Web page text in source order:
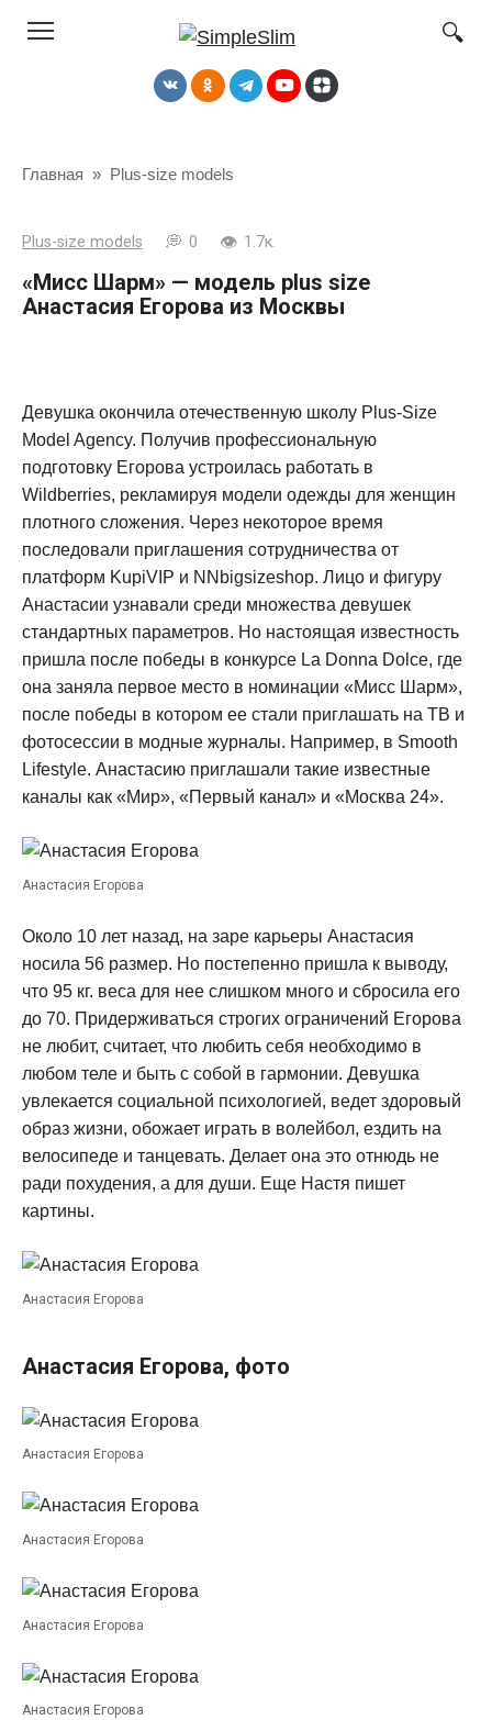
Главная » Plus-size models
Plus-size models 0 1.7к.
«Мисс Шарм» — модель plus size
Анастасия Егорова из Москвы
Девушка окончила отечественную школу Plus-Size
Model Agency. Получив профессиональную
подготовку Егорова устроилась работать в
Wildberries, рекламируя модели одежды для женщин
плотного сложения. Через некоторое время
последовали приглашения сотрудничества от
платформ KupiVIP и NNbigsizeshop. Лицо и фигуру
Анастасии узнавали среди множества девушек
стандартных параметров. Но настоящая известность
пришла после победы в конкурсе La Donna Dolce, где
она заняла первое место в номинации «Мисс Шарм»,
после победы в котором ее стали приглашать на ТВ и
фотосессии в модные журналы. Например, в Smooth
Lifestyle. Анастасию приглашали такие известные
каналы как «Мир», «Первый канал» и «Москва 24».
Анастасия Егорова
Около 10 лет назад, на заре карьеры Анастасия
носила 56 размер. Но постепенно пришла к выводу,
что 95 кг. веса для нее слишком много и сбросила его
до 70. Придерживаться строгих ограничений Егорова
не любит, считает, что любить себя необходимо в
любом теле и быть с собой в гармонии. Девушка
увлекается социальной психологией, ведет здоровый
образ жизни, обожает играть в волейбол, ездить на
велосипеде и танцевать. Делает она это отнюдь не
ради похудения, а для души. Еще Настя пишет
картины.
Анастасия Егорова
Анастасия Егорова, фото
Анастасия Егорова
Анастасия Егорова
Анастасия Егорова
Анастасия Егорова